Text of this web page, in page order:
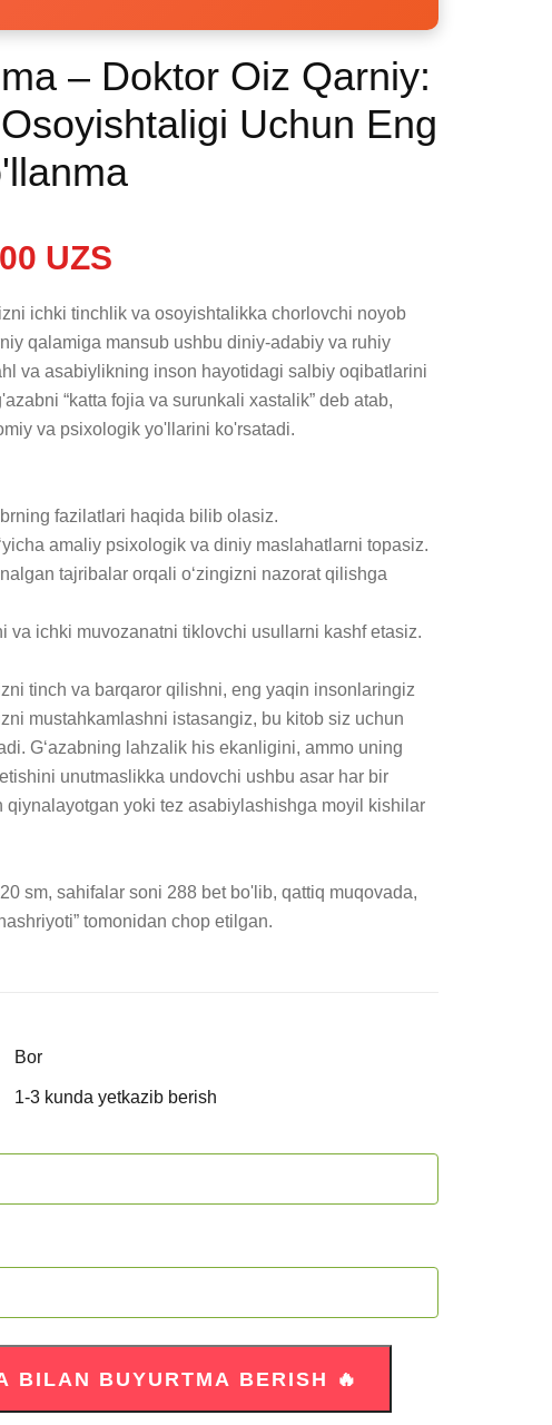
– Doktor Oiz Qarniy:
Uchun Eng
UZS
ichki tinchlik va osoyishtalikka chorlovchi noyob
qalamiga mansub ushbu diniy-adabiy va ruhiy
va asabiylikning inson hayotidagi salbiy oqibatlarini
“katta fojia va surunkali xastalik” deb atab,
va psixologik yo'llarini ko'rsatadi.
fazilatlari haqida bilib olasiz.
amaliy psixologik va diniy maslahatlarni topasiz.
tajribalar orqali o‘zingizni nazorat qilishga
va ichki muvozanatni tiklovchi usullarni kashf etasiz.
tinch va barqaror qilishni, eng yaqin insonlaringiz
mustahkamlashni istasangiz, bu kitob siz uchun
G‘azabning lahzalik his ekanligini, ammo uning
unutmaslikka undovchi ushbu asar har bir
qiynalayotgan yoki tez asabiylashishga moyil kishilar
sm, sahifalar soni 288 bet bo'lib, qattiq muqovada,
tomonidan chop etilgan.
Bor
1-3 kunda yetkazib berish